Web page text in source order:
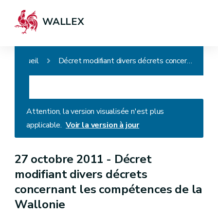
WALLEX
Accueil Décret modifiant divers décrets concernant les compétences de la Wallonie
Attention, la version visualisée n'est plus
applicable. Voir la version à jour
27 octobre 2011 - Décret
modifiant divers décrets
concernant les compétences de la
Wallonie